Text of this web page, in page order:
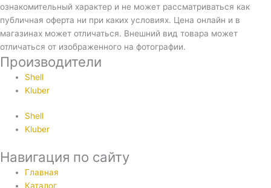
ознакомительный характер и не может рассматриваться как
публичная оферта ни при каких условиях. Цена онлайн и в
магазинах может отличаться. Внешний вид товара может
отличаться от изображенного на фотографии.
Производители
Shell
Kluber
Shell
Kluber
Навигация по сайту
Главная
Каталог